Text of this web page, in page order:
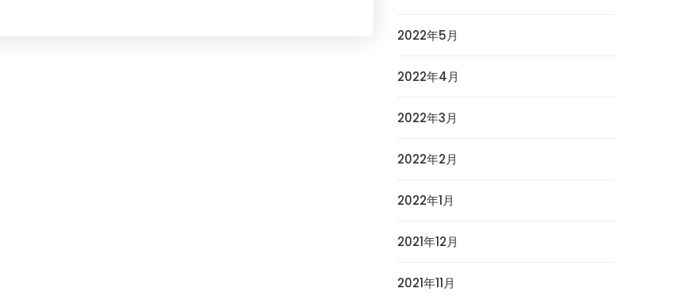
2022年5月
2022年4月
2022年3月
2022年2月
2022年1月
2021年12月
2021年11月